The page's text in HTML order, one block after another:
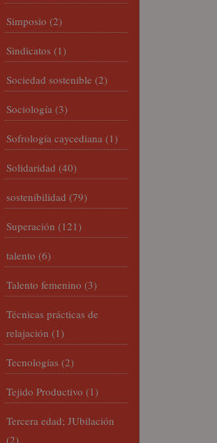
Simposio (2)
Sindicatos (1)
Sociedad sostenible (2)
Sociología (3)
Sofrología caycediana (1)
Solidaridad (40)
sostenibilidad (79)
Superación (121)
talento (6)
Talento femenino (3)
Técnicas prácticas de
relajación (1)
Tecnologías (2)
Tejido Productivo (1)
Tercera edad; JUbilación
(2)